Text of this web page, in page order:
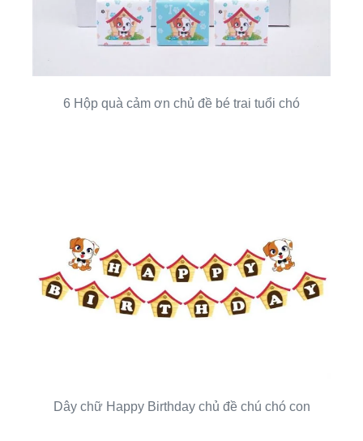
6 Hộp quà cảm ơn chủ đề bé trai tuổi chó
Dây chữ Happy Birthday chủ đề chú chó con